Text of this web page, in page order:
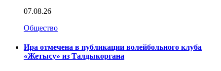
07.08.26
Общество
Ира отмечена в публикации волейбольного клуба
«Жетысу» из Талдыкоргана